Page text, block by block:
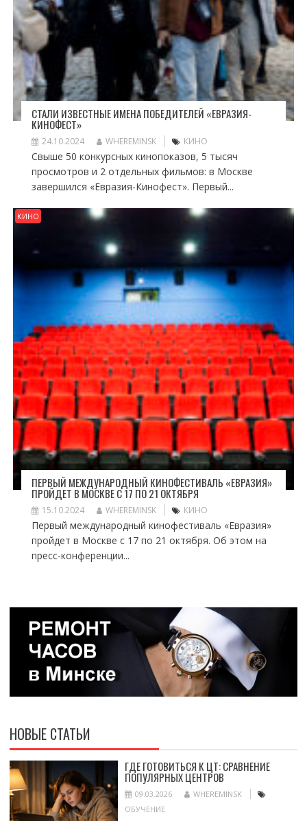
СТАЛИ ИЗВЕСТНЫЕ ИМЕНА ПОБЕДИТЕЛЕЙ «ЕВРАЗИЯ-
КИНОФЕСТ»
24.10.2024 WHEREMINSK КИНО
Свыше 50 конкурсных кинопоказов, 5 тысяч
просмотров и 2 отдельных фильмов: в Москве
завершился «Евразия-Кинофест». Первый...
КИНО
ПЕРВЫЙ МЕЖДУНАРОДНЫЙ КИНОФЕСТИВАЛЬ «ЕВРАЗИЯ»
ПРОЙДЕТ В МОСКВЕ С 17 ПО 21 ОКТЯБРЯ
15.10.2024 WHEREMINSK КИНО
Первый международный кинофестиваль «Евразия»
пройдет в Москве с 17 по 21 октября. Об этом на
пресс-конференции...
НОВЫЕ СТАТЬИ
ГДЕ ГОТОВИТЬСЯ К ЦТ: СРАВНЕНИЕ
ПОПУЛЯРНЫХ ЦЕНТРОВ
09.03.2026
WHEREMINSK
ОБУЧЕНИЕ